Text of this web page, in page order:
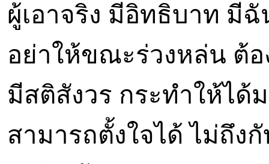
ผู้เอาจริง มีอิทธิบาท มี
อย่าให้ขณะร่วงหล่น ต้
มีสติสังวร กระทำให้ได้
สามารถตั้งใจได้ ไม่ถึง